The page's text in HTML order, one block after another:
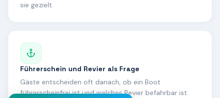
sie gezielt.
Führerschein und Revier als Frage
Gäste entscheiden oft danach, ob ein Boot
führerscheinfrei ist und welches Revier befahrbar ist.